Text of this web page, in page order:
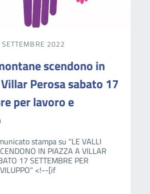
2022
scendono in
Perosa sabato 17
per lavoro e
stampa su "LE VALLI
IN PIAZZA A VILLAR
17 SETTEMBRE PER
<!--[if